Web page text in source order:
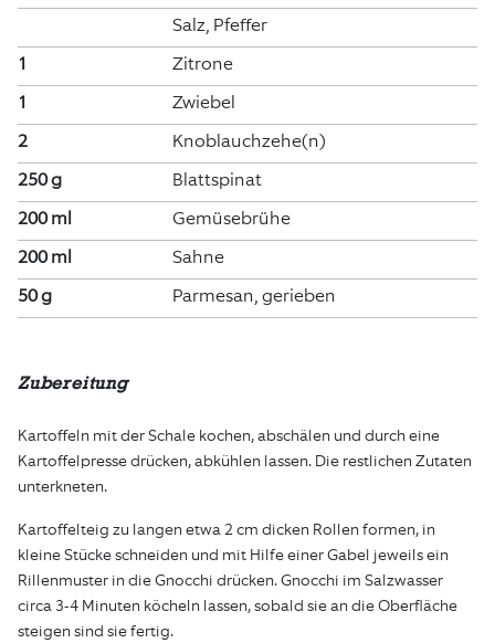
Salz, Pfeffer
1
Zitrone
1
Zwiebel
2
Knoblauchzehe(n)
250 g
Blattspinat
200 ml
Gemüsebrühe
200 ml
Sahne
50 g
Parmesan, gerieben
Zubereitung
Kartoffeln mit der Schale kochen, abschälen und durch eine
Kartoffelpresse drücken, abkühlen lassen. Die restlichen Zutaten
unterkneten.
Kartoffelteig zu langen etwa 2 cm dicken Rollen formen, in
kleine Stücke schneiden und mit Hilfe einer Gabel jeweils ein
Rillenmuster in die Gnocchi drücken. Gnocchi im Salzwasser
circa 3-4 Minuten köcheln lassen, sobald sie an die Oberfläche
steigen sind sie fertig.